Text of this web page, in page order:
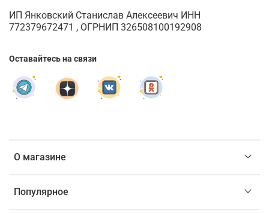
О магазине
Популярное
ИП Янковский Станислав Алексеевич ИНН
772379672471 , ОГРНИП 326508100192908
Оставайтесь на связи